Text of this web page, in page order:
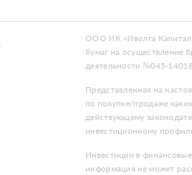
ООО ИК «Иволга
бумаг на осуществление
деятельности №045-
Представленная на
по покупке/продаже
действующему
инвестиционному
Инвестиции в
информация не может